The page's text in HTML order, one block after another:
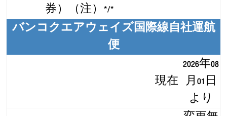
券）（注）*/*
バンコクエアウェイズ国際線自社運航
便
現在
2026年08
月01日
より